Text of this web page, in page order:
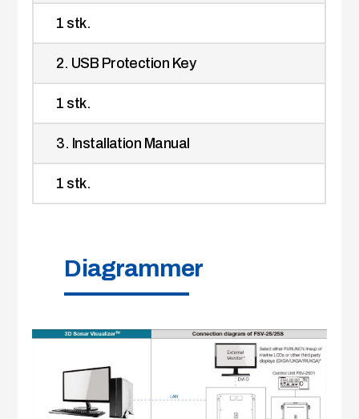
1 stk.
2. USB Protection Key
1 stk.
3. Installation Manual
1 stk.
Diagrammer